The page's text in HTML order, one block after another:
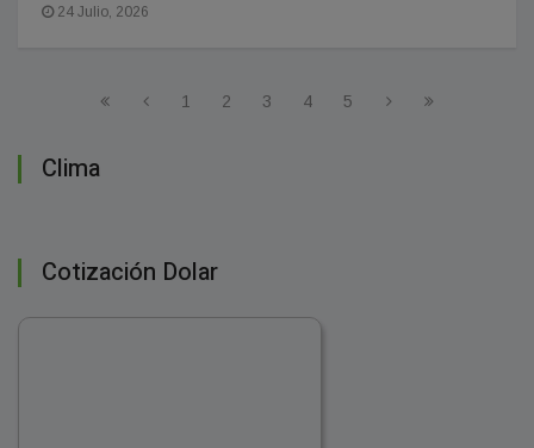
24 Julio, 2026
1 2 3 4 5
Clima
Cotización Dolar